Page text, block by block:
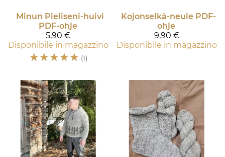
Minun Pieliseni-huivi
PDF-ohje
5,90 €
Disponibile in magazzino
☆☆☆☆☆ (1)
Kojonselkä-neule PDF-
ohje
9,90 €
Disponibile in magazzino